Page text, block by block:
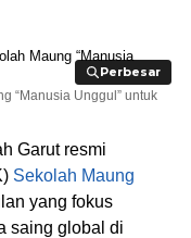
Perbesar
Perbesar
“Manusia Unggul” untuk
Garut resmi
Sekolah Maung
yang fokus
saing global di